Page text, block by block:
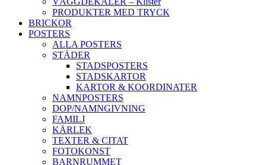
PRODUKTER MED TRYCK
BRICKOR
POSTERS
ALLA POSTERS
STÄDER
STADSPOSTERS
STADSKARTOR
KARTOR & KOORDINATER
NAMNPOSTERS
DOP/NAMNGIVNING
FAMILJ
KÄRLEK
TEXTER & CITAT
FOTOKONST
BARNRUMMET